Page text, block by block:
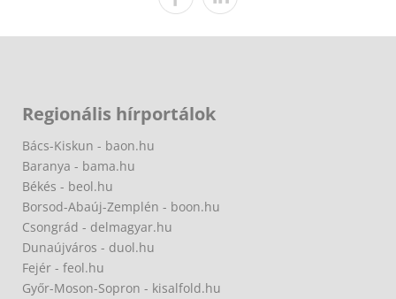
Regionális hírportálok
Bács-Kiskun - baon.hu
Baranya - bama.hu
Békés - beol.hu
Borsod-Abaúj-Zemplén - boon.hu
Csongrád - delmagyar.hu
Dunaújváros - duol.hu
Fejér - feol.hu
Győr-Moson-Sopron - kisalfold.hu